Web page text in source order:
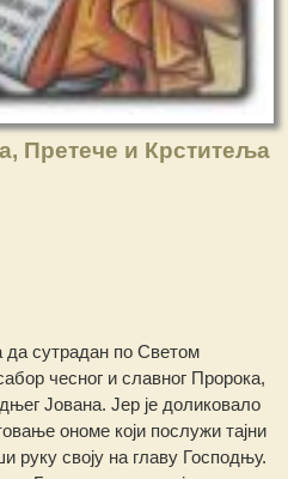
Претече и Крститеља
да сутрадан пo Светом
чесног и славног Пророка,
Јована. Јер је доликовало
ономе који послужи тајни
руку своју на главу Господњу.